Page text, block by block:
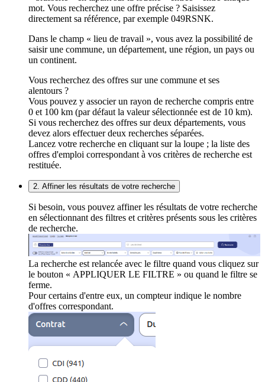
mot. Vous recherchez une offre précise ? Saisissez
directement sa référence, par exemple 049RSNK.
Dans le champ « lieu de travail », vous avez la possibilité de
saisir une commune, un département, une région, un pays ou
un continent.
Vous recherchez des offres sur une commune et ses
alentours ?
Vous pouvez y associer un rayon de recherche compris entre
0 et 100 km (par défaut la valeur sélectionnée est de 10 km).
Si vous recherchez des offres sur deux départements, vous
devez alors effectuer deux recherches séparées.
Lancez votre recherche en cliquant sur la loupe ; la liste des
offres d'emploi correspondant à vos critères de recherche est
restituée.
2. Affiner les résultats de votre recherche
Si besoin, vous pouvez affiner les résultats de votre recherche
en sélectionnant des filtres et critères présents sous les critères
de recherche.
La recherche est relancée avec le filtre quand vous cliquez sur
le bouton « APPLIQUER LE FILTRE » ou quand le filtre se
ferme.
Pour certains d'entre eux, un compteur indique le nombre
d'offres correspondant.